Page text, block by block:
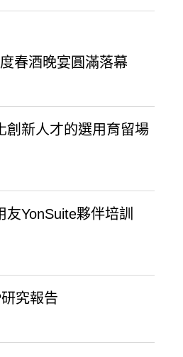
春酒晚宴圓滿落幕
創新人才的選用育留場
YonSuite夥伴培訓
究報告